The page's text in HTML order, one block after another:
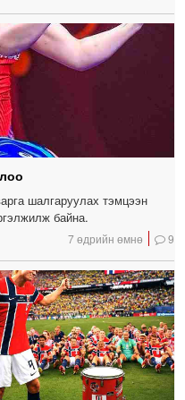
шалгаруулах тэмцээн
байна.
7 өдрийн өмнө 9